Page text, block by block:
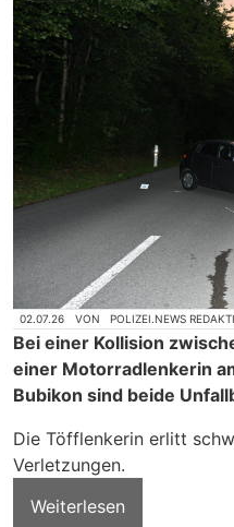
02.07.26 VON POLIZEI.NEWS
Bei einer Kollision
einer Motorradlenkerin
Bubikon sind beide
Die Töfflenkerin erlitt
Verletzungen.
Weiterlesen